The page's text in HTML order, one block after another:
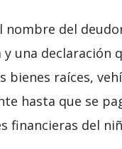
del
una declaración
raíces,
hasta que se
financieras del